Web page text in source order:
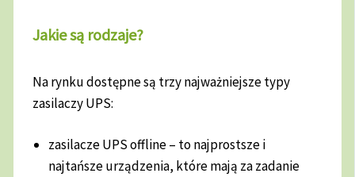
Jakie są rodzaje?
Na rynku dostępne są trzy najważniejsze typy
zasilaczy UPS:
zasilacze UPS offline – to najprostsze i
najtańsze urządzenia, które mają za zadanie